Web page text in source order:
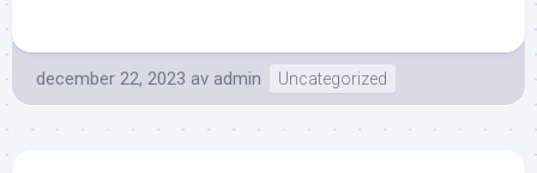
december 22, 2023 av admin Uncategorized